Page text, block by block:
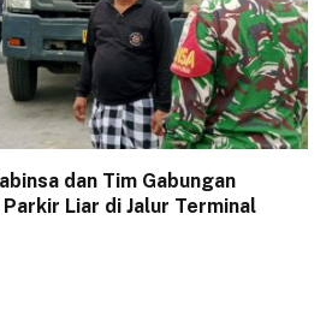
dan Tim Gabungan
Liar di Jalur Terminal